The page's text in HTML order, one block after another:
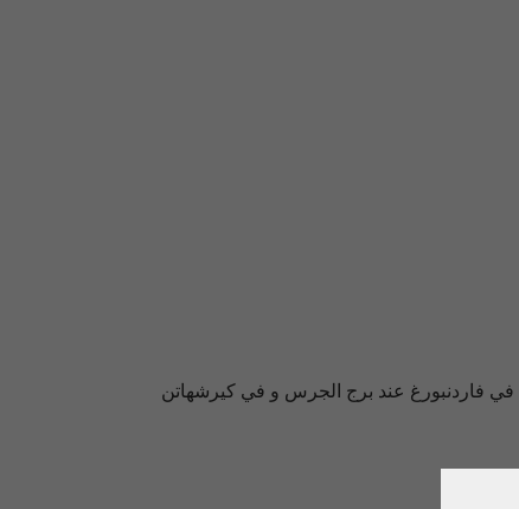
فاردنبورغ عند برج الجرس و في كيرشهاتن